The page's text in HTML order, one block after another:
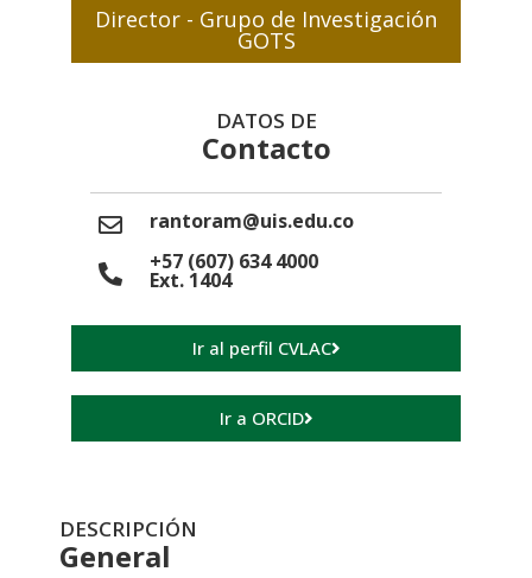
Director - Grupo de Investigación
GOTS
DATOS DE
Contacto
rantoram@uis.edu.co
+57 (607) 634 4000
Ext. 1404
Ir al perfil CVLAC
Ir a ORCID
DESCRIPCIÓN
General